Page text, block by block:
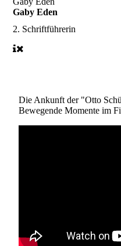
Gaby Eden
2. Schriftführerin
Die Ankunft der "Otto
Bewegende Momente im